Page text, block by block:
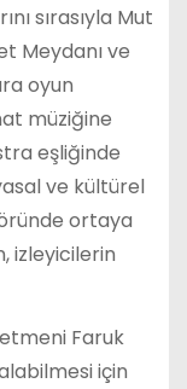
sırasıyla Mut
Meydanı ve
oyun
müziğine
eşliğinde
ve kültürel
ortaya
izleyicilerin
Faruk
için